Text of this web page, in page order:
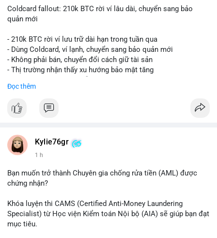
Coldcard fallout: 210k BTC rời ví lâu dài, chuyển sang bảo
quản mới
- 210k BTC rời ví lưu trữ dài hạn trong tuần qua
- Dùng Coldcard, ví lạnh, chuyển sang bảo quản mới
- Không phải bán, chuyển đổi cách giữ tài sản
- Thị trường nhận thấy xu hướng bảo mật tăng
#vlikevn #titanbot
Đọc thêm
Kylie76gr
1 h
Bạn muốn trở thành Chuyên gia chống rửa tiền (AML) được
chứng nhận?
Khóa luyện thi CAMS (Certified Anti-Money Laundering
Specialist) từ Học viện Kiểm toán Nội bộ (AIA) sẽ giúp bạn đạt
mục tiêu.